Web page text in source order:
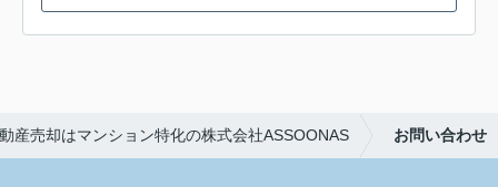
産売却はマンション特化の株式会社ASSOONAS お問い合わせ